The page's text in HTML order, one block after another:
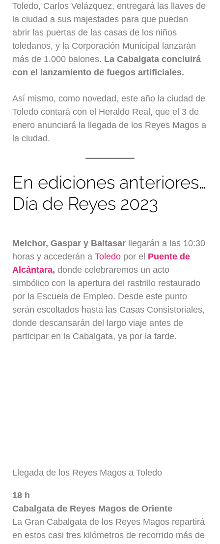
Toledo, Carlos Velázquez, entregará las llaves de
la ciudad a sus majestades para que puedan
abrir las puertas de las casas de los niños
toledanos, y la Corporación Municipal lanzarán
más de 1.000 balones. La Cabalgata concluirá
con el lanzamiento de fuegos artificiales.
Así mismo, como novedad, este año la ciudad de
Toledo contará con el Heraldo Real, que el 3 de
enero anunciará la llegada de los Reyes Magos a
la ciudad.
En ediciones anteriores…
Día de Reyes 2023
Melchor, Gaspar y Baltasar llegarán a las 10:30
horas y accederán aToledo por el Puente de
Alcántara, donde celebraremos un acto
simbólico con la apertura del rastrillo restaurado
por la Escuela de Empleo. Desde este punto
serán escoltados hasta las Casas Consistoriales,
donde descansarán del largo viaje antes de
participar en la Cabalgata, ya por la tarde.
Llegada de los Reyes Magos a Toledo
18 h
Cabalgata de Reyes Magos de Oriente
La Gran Cabalgata de los Reyes Magos repartirá
en estos casi tres kilómetros de recorrido más de